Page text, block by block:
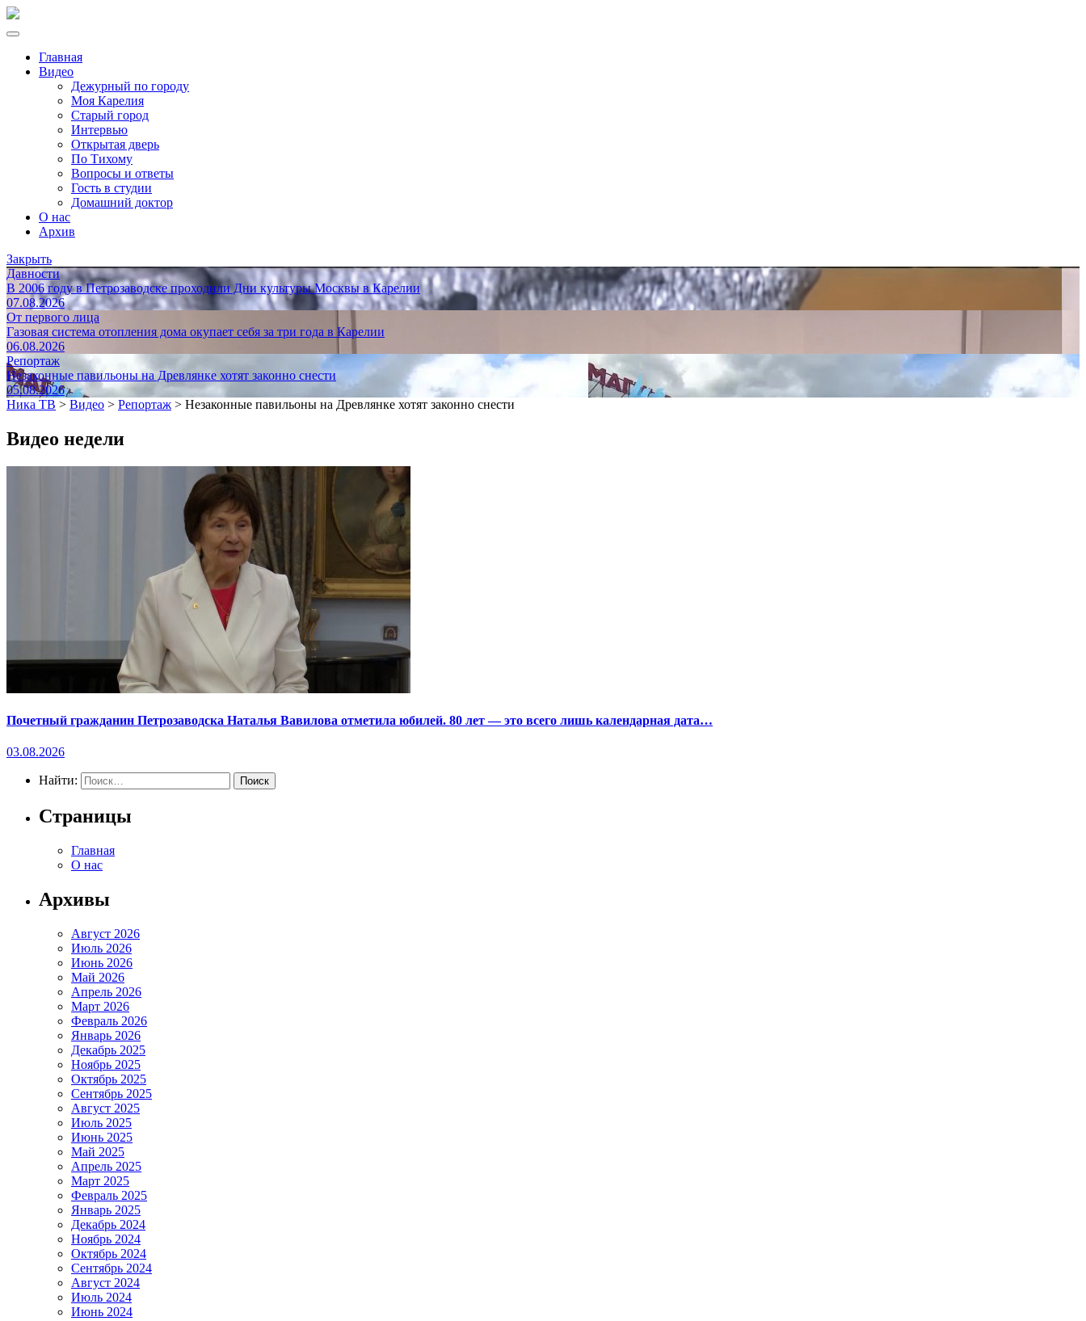
Главная
Видео
Дежурный по городу
Моя Карелия
Старый город
Интервью
Открытая дверь
По Тихому
Вопросы и ответы
Гость в студии
Домашний доктор
О нас
Архив
Закрыть
Давности
В 2006 году в Петрозаводске проходили Дни культуры Москвы в Карелии
07.08.2026
От первого лица
Газовая система отопления дома окупает себя за три года в Карелии
06.08.2026
Репортаж
Незаконные павильоны на Древлянке хотят законно снести
05.08.2026
Ника ТВ > Видео > Репортаж > Незаконные павильоны на Древлянке хотят законно снести
Видео недели
Почетный гражданин Петрозаводска Наталья Вавилова отметила юбилей. 80 лет — это всего лишь календарная дата…
03.08.2026
Найти:
Страницы
Главная
О нас
Архивы
Август 2026
Июль 2026
Июнь 2026
Май 2026
Апрель 2026
Март 2026
Февраль 2026
Январь 2026
Декабрь 2025
Ноябрь 2025
Октябрь 2025
Сентябрь 2025
Август 2025
Июль 2025
Июнь 2025
Май 2025
Апрель 2025
Март 2025
Февраль 2025
Январь 2025
Декабрь 2024
Ноябрь 2024
Октябрь 2024
Сентябрь 2024
Август 2024
Июль 2024
Июнь 2024